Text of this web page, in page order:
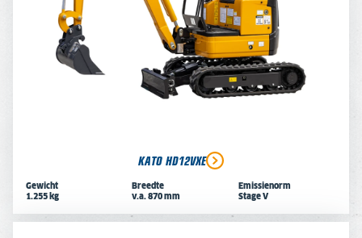
KATO HD12VXE
Gewicht
1.255 kg
Breedte
v.a. 870 mm
Emissienorm
Stage V